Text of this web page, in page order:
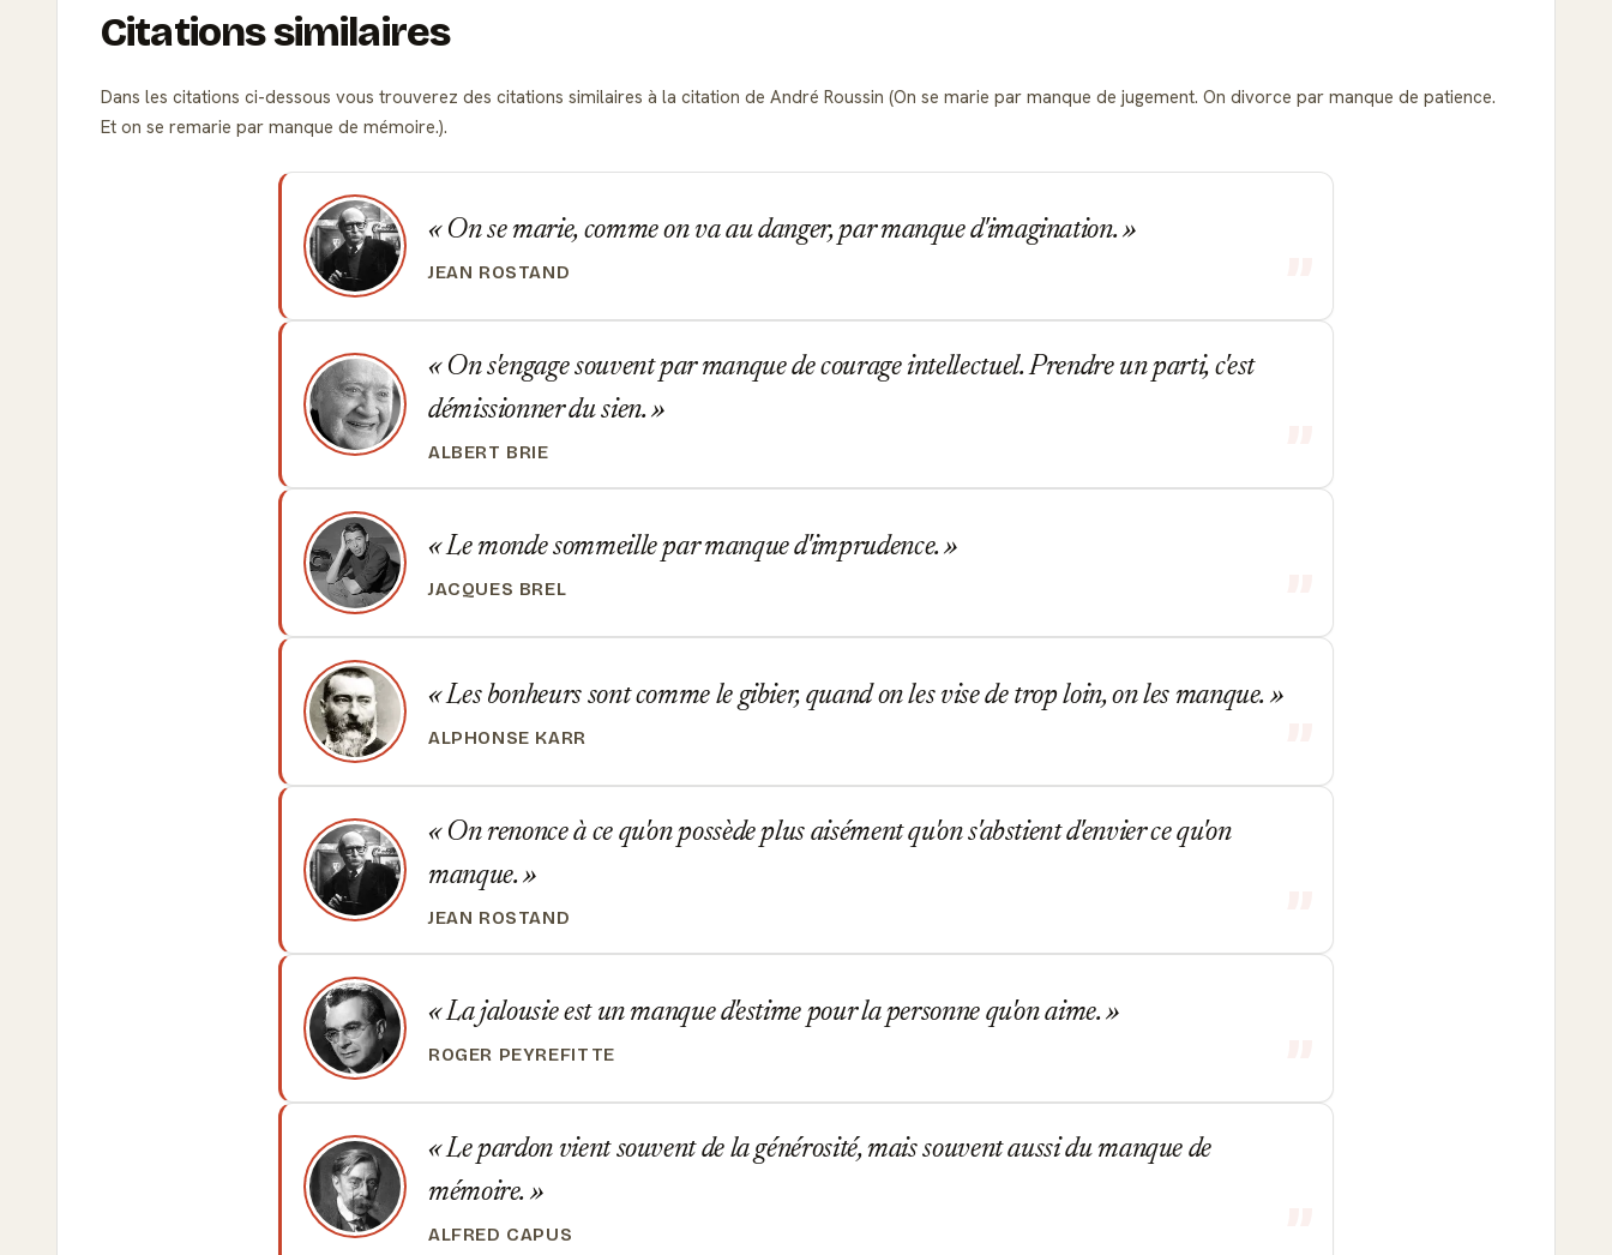
Citations similaires
Dans les citations ci-dessous vous trouverez des citations similaires à la citation de André Roussin (On se marie par manque de jugement. On divorce par manque de patience.
Et on se remarie par manque de mémoire.).
On se marie, comme on va au danger, par manque d'imagination.
JEAN ROSTAND
On s'engage souvent par manque de courage intellectuel. Prendre un parti, c'est
démissionner du sien.
ALBERT BRIE
Le monde sommeille par manque d'imprudence.
JACQUES BREL
Les bonheurs sont comme le gibier, quand on les vise de trop loin, on les manque.
ALPHONSE KARR
On renonce à ce qu'on possède plus aisément qu'on s'abstient d'envier ce qu'on
manque.
JEAN ROSTAND
La jalousie est un manque d'estime pour la personne qu'on aime.
ROGER PEYREFITTE
Le pardon vient souvent de la générosité, mais souvent aussi du manque de
mémoire.
ALFRED CAPUS